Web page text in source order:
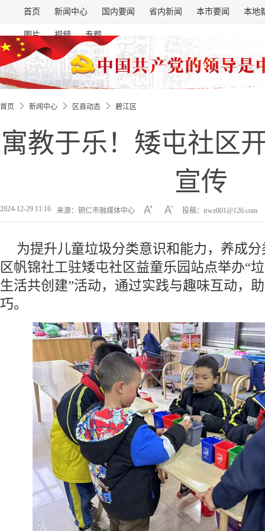
首页 新闻中心 国内要闻 省内新闻 本市要闻 本地
图片 视频 专题
首页 新闻中心 区县动态 碧江区
寓教于乐！矮屯社区
宣传
2024-12-29 11:16 来源：铜仁市融媒体中心 投稿：trwz001@126.com
为提升儿童垃圾分类意识和能力，养成
区帆锦社工驻矮屯社区益童乐园站点举办“
生活共创建”活动，通过实践与趣味互动，
巧。